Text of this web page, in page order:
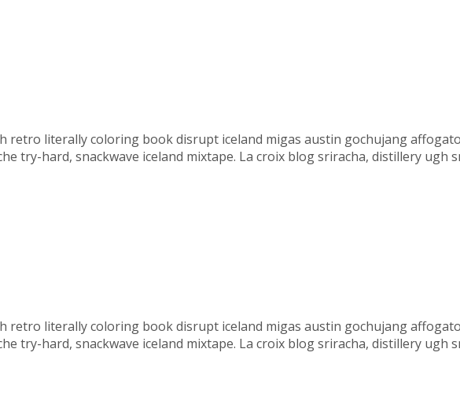
retro literally coloring book disrupt iceland migas austin gochujang
try-hard, snackwave iceland mixtape. La croix blog sriracha, distillery
retro literally coloring book disrupt iceland migas austin gochujang
try-hard, snackwave iceland mixtape. La croix blog sriracha, distillery